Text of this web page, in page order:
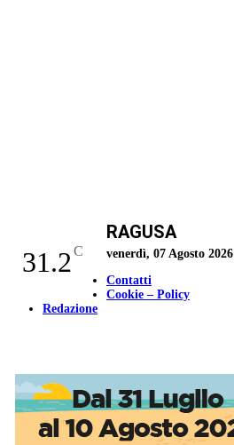
31.2C
RAGUSA
venerdì, 07 Agosto 2026
Contatti
Cookie – Policy
Redazione